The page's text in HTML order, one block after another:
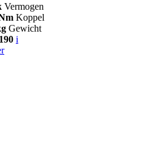
Vermogen
Koppel
Gewicht
i